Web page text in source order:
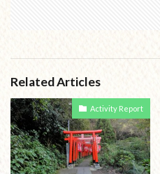
Related Articles
Activity Report